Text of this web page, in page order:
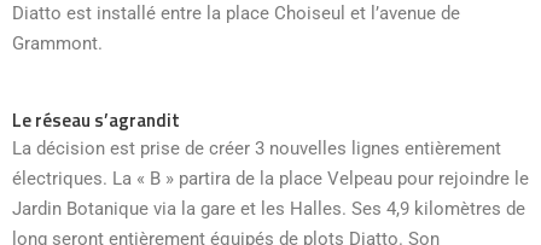
Diatto est installé entre la place Choiseul et l’avenue de
Grammont.
Le réseau s’agrandit
La décision est prise de créer 3 nouvelles lignes entièrement
électriques. La « B » partira de la place Velpeau pour rejoindre le
Jardin Botanique via la gare et les Halles. Ses 4,9 kilomètres de
long seront entièrement équipés de plots Diatto. Son